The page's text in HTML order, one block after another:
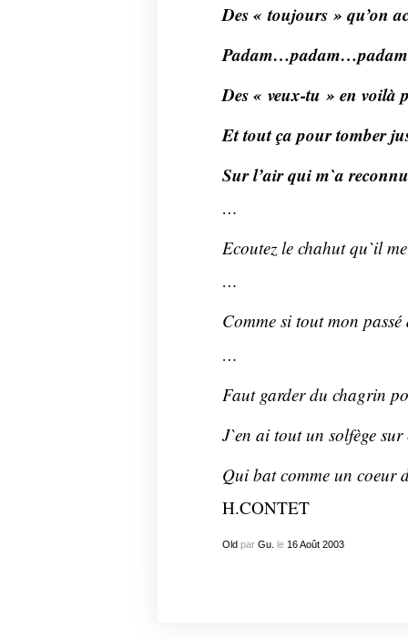
Des « toujours » qu’on
Des « veux-tu » en voilà
Et tout ça pour tomber
Sur l’air qui m`a
…
Ecoutez le chahut qu`il
…
Comme si tout mon
…
Faut garder du chagrin
J`en ai tout un solfège
Qui bat comme un coeur
H.CONTET
Oldpar Gu. le 16 Août 2003